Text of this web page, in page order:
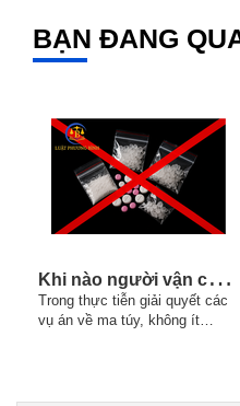
BẠN ĐANG
K
hi nào người vận chuyển trái phép chất ma túy có thể bị truy cứu về tội mua bán trái phép chất ma túy?
Trong thực tiễn giải quyết các
vụ án về ma túy, không ít
"cầm giúp" ma túy nên nếu bị